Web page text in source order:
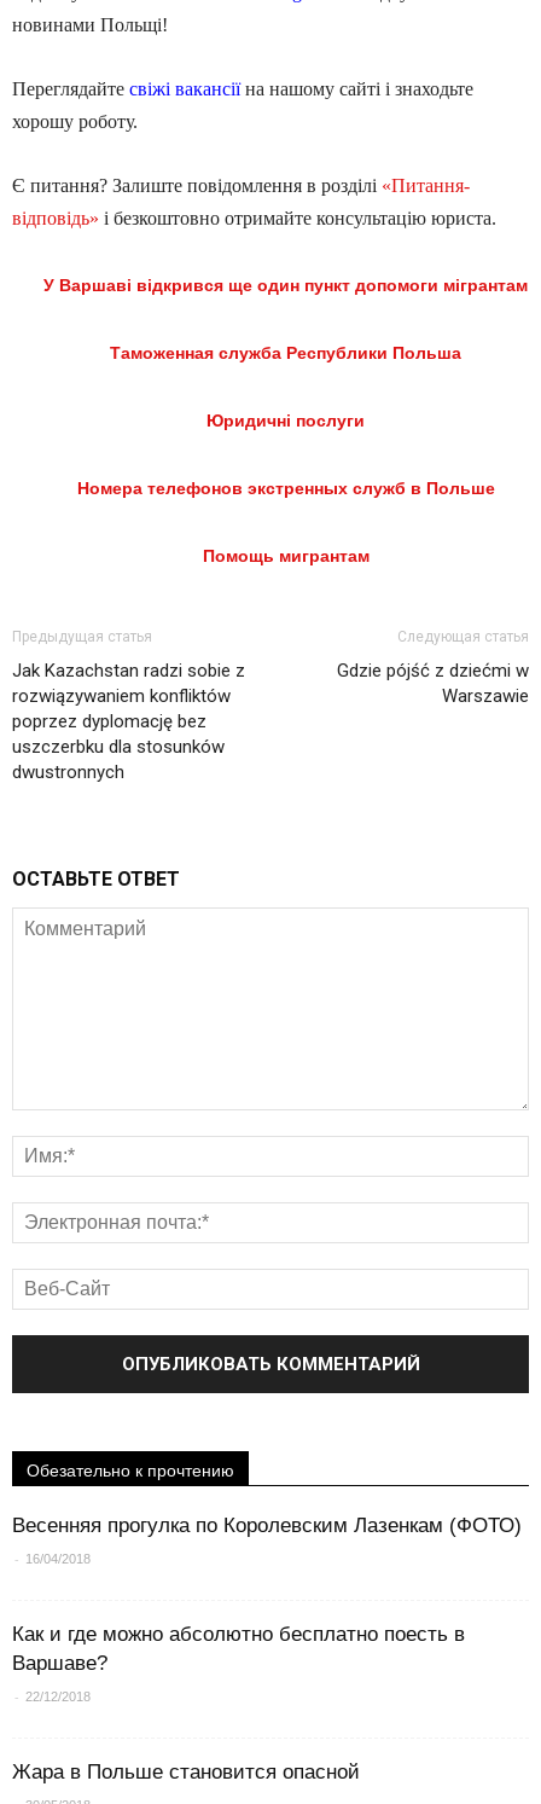
новинами Польщі!
Переглядайте свіжі вакансіїна нашому сайті і знаходьте
хорошу роботу.
Є питання? Залиште повідомлення в розділі «Питання-
відповідь» і безкоштовно отримайте консультацію юриста.
У Варшаві відкрився ще один пункт допомоги мігрантам
Таможенная служба Республики Польша
Юридичні послуги
Номера телефонов экстренных служб в Польше
Помощь мигрантам
Предыдущая статья
Jak Kazachstan radzi sobie z
rozwiązywaniem konfliktów
poprzez dyplomację bez
uszczerbku dla stosunków
dwustronnych
Следующая статья
Gdzie pójść z dziećmi w
Warszawie
ОСТАВЬТЕ ОТВЕТ
Обезательно к прочтению
Весенняя прогулка по Королевским Лазенкам (ФОТО)
- 16/04/2018
Как и где можно абсолютно бесплатно поесть в
Варшаве?
- 22/12/2018
Жара в Польше становится опасной